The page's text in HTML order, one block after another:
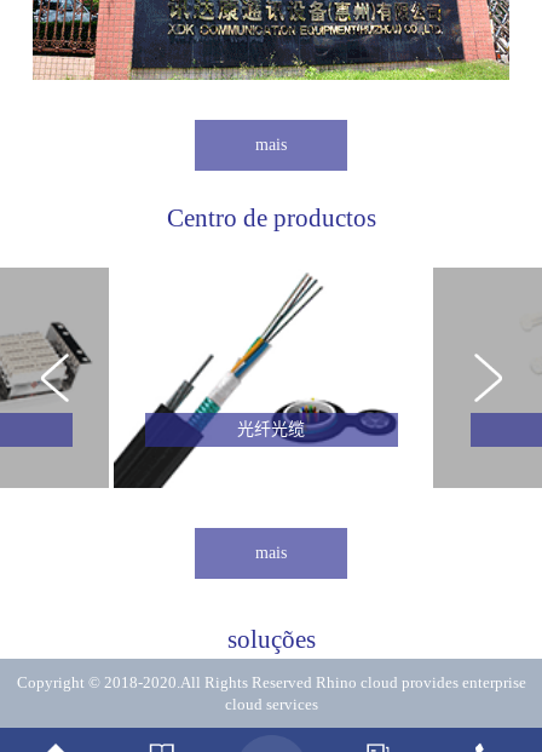
mais
Centro de productos
光纤光缆
mais
soluções
Copyright © 2018-2020.All Rights Reserved Rhino cloud provides enterprise
cloud services